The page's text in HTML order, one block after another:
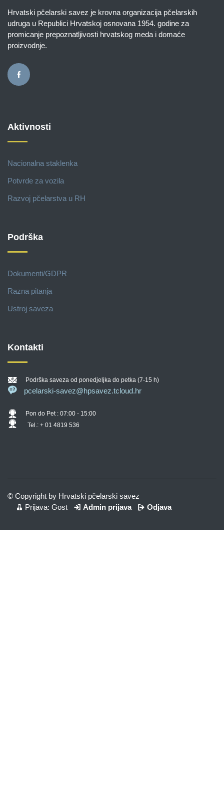
Hrvatski pčelarski savez je krovna organizacija pčelarskih
udruga u Republici Hrvatskoj osnovana 1954. godine za
promicanje prepoznatljivosti hrvatskog meda i domaće
proizvodnje.
Aktivnosti
Nacionalna staklenka
Potvrde za vozila
Razvoj pčelarstva u RH
Podrška
Dokumenti/GDPR
Razna pitanja
Ustroj saveza
Kontakti
Podrška saveza od ponedjeljka do petka (7-15 h)
pcelarski-savez@hpsavez.tcloud.hr
Pon do Pet : 07:00 - 15:00
Tel.: + 01 4819 536
© Copyright by Hrvatski pčelarski savez
Prijava: Gost
Admin prijava Odjava